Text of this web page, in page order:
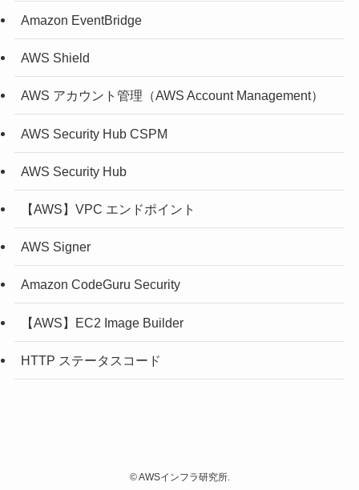
Amazon EventBridge
AWS Shield
AWS アカウント管理（AWS Account Management）
AWS Security Hub CSPM
AWS Security Hub
【AWS】VPC エンドポイント
AWS Signer
Amazon CodeGuru Security
【AWS】EC2 Image Builder
HTTP ステータスコード
©AWSインフラ研究所.